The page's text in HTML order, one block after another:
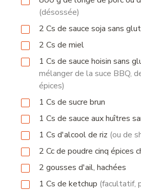
(désossée)
2 Cs de sauce soja sans
2 Cs de miel
1 Cs de sauce hoisin sans
mélanger de la suce BBQ,
épices)
1 Cs de sucre brun
1 Cs de sauce aux huîtres
1 Cs d'alcool de riz (ou de
2 Ccde poudre cinq épices
2 gousses d'ail, hachées
1 Cs de ketchup (facultatif,